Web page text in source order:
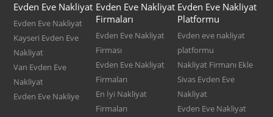
Evden Eve Nakliyat
Evden Eve Nakliyat
Kayseri Evden Eve
Nakliyat
Van Evden Eve
Nakliyat
Evden Eve Nakliye
Evden Eve Nakliyat
Firmaları
Evden Eve Nakliyat
Firması
Evden Eve Nakliyat
Firmaları
En İyi Nakliyat
Firmaları
Evden Eve Nakliyat
Platformu
Evden eve nakliyat
platformu
Nakliyat Firmanı Ekle
Sivas Evden Eve
Nakliyat
Evden Eve Nakliyat